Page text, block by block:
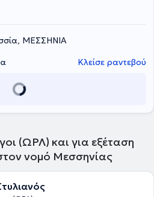
προσφέρει τις υπηρεσίες του στο
του Γενικού Νοσοκομείου Αθηνών
ΜΕΣΣΗΝΙΑ
Κλείσε ραντεβού
(ΩΡΛ) και για εξέταση
νομό Μεσσηνίας